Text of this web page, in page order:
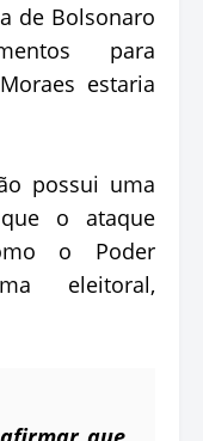
de Bolsonaro
para
estaria
possui uma
o ataque
o Poder
eleitoral,